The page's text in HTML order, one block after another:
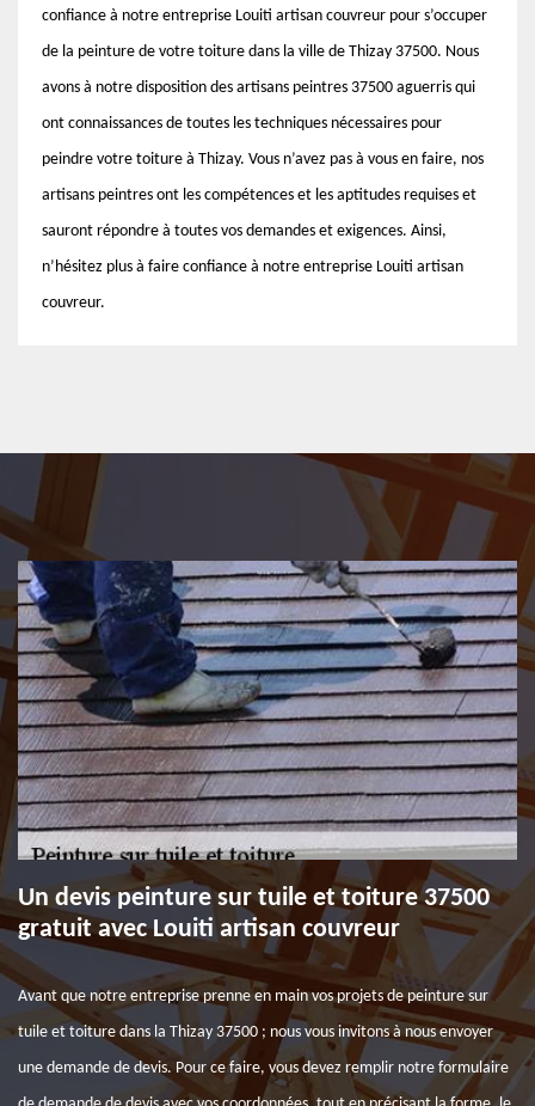
confiance à notre entreprise Louiti artisan couvreur pour s’occuper
de la peinture de votre toiture dans la ville de Thizay 37500. Nous
avons à notre disposition des artisans peintres 37500 aguerris qui
ont connaissances de toutes les techniques nécessaires pour
peindre votre toiture à Thizay. Vous n’avez pas à vous en faire, nos
artisans peintres ont les compétences et les aptitudes requises et
sauront répondre à toutes vos demandes et exigences. Ainsi,
n’hésitez plus à faire confiance à notre entreprise Louiti artisan
couvreur.
Un devis peinture sur tuile et toiture 37500
gratuit avec Louiti artisan couvreur
Avant que notre entreprise prenne en main vos projets de peinture sur
tuile et toiture dans la Thizay 37500 ; nous vous invitons à nous envoyer
une demande de devis. Pour ce faire, vous devez remplir notre formulaire